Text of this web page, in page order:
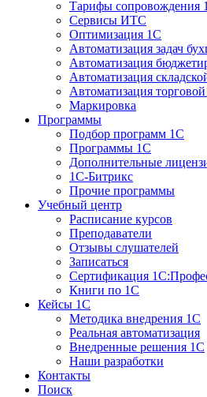
Тарифы сопровождения
Сервисы ИТС
Оптимизация 1С
Автоматизация задач
Автоматизация
Автоматизация
Автоматизация торговой
Маркировка
Программы
Подбор программ 1С
Программы 1С
Дополнительные
1С-Битрикс
Прочие программы
Учебный центр
Расписание курсов
Преподаватели
Отзывы слушателей
Записаться
Сертификация
Книги по 1С
Кейсы 1С
Методика внедрения 1С
Реальная автоматизация
Внедренные решения 1С
Наши разработки
Контакты
Поиск